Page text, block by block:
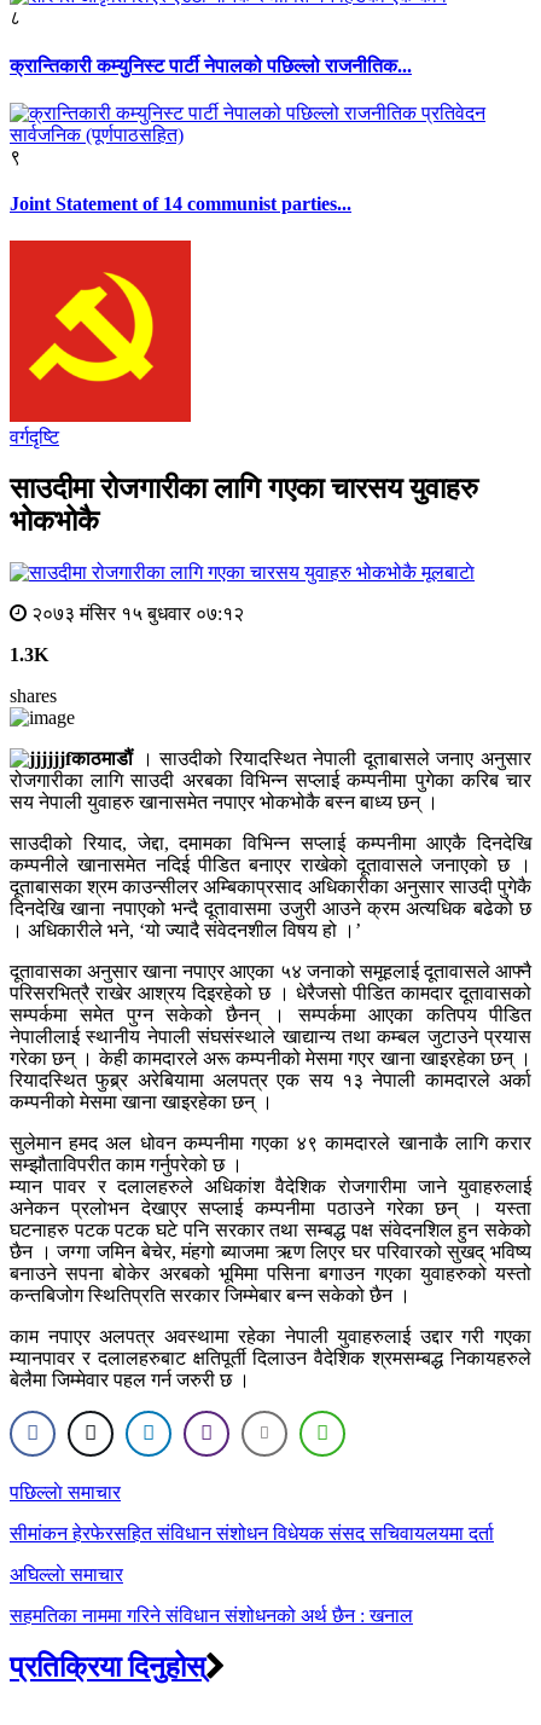
८
क्रान्तिकारी कम्युनिस्ट पार्टी नेपालको पछिल्लो राजनीतिक...
९
Joint Statement of 14 communist parties...
वर्गदृष्टि
साउदीमा रोजगारीका लागि गएका चारसय युवाहरु
भोकभोकै
मूलबाटाे
२०७३ मंसिर १५ बुधवार ०७:१२
1.3K
shares
काठमाडौं। साउदीको रियादस्थित नेपाली दूताबासले जनाए अनुसार
रोजगारीका लागि साउदी अरबका विभिन्न सप्लाई कम्पनीमा पुगेका करिब चार
सय नेपाली युवाहरु खानासमेत नपाएर भोकभोकै बस्न बाध्य छन् ।
साउदीको रियाद, जेद्दा, दमामका विभिन्न सप्लाई कम्पनीमा आएकै दिनदेखि
कम्पनीले खानासमेत नदिई पीडित बनाएर राखेको दूतावासले जनाएको छ ।
दूताबासका श्रम काउन्सीलर अम्बिकाप्रसाद अधिकारीका अनुसार साउदी पुगेकै
दिनदेखि खाना नपाएको भन्दै दूतावासमा उजुरी आउने क्रम अत्यधिक बढेको छ
। अधिकारीले भने, ‘यो ज्यादै संवेदनशील विषय हो ।’
दूतावासका अनुसार खाना नपाएर आएका ५४ जनाको समूहलाई दूतावासले आफ्नै
परिसरभित्रै राखेर आश्रय दिइरहेको छ । धेरैजसो पीडित कामदार दूतावासको
सम्पर्कमा समेत पुग्न सकेको छैनन् । सम्पर्कमा आएका कतिपय पीडित
नेपालीलाई स्थानीय नेपाली संघसंस्थाले खाद्यान्य तथा कम्बल जुटाउने प्रयास
गरेका छन् । केही कामदारले अरू कम्पनीको मेसमा गएर खाना खाइरहेका छन् ।
रियादस्थित फुब्र्र अरेबियामा अलपत्र एक सय १३ नेपाली कामदारले अर्का
कम्पनीको मेसमा खाना खाइरहेका छन् ।
सुलेमान हमद अल धोवन कम्पनीमा गएका ४९ कामदारले खानाकै लागि करार
सम्झौताविपरीत काम गर्नुपरेको छ ।
म्यान पावर र दलालहरुले अधिकांश वैदेशिक रोजगारीमा जाने युवाहरुलाई
अनेकन प्रलोभन देखाएर सप्लाई कम्पनीमा पठाउने गरेका छन् । यस्ता
घटनाहरु पटक पटक घटे पनि सरकार तथा सम्बद्ध पक्ष संवेदनशिल हुन सकेको
छैन । जग्गा जमिन बेचेर, मंहगो ब्याजमा ऋण लिएर घर परिवारको सुखद् भविष्य
बनाउने सपना बोकेर अरबको भूमिमा पसिना बगाउन गएका युवाहरुको यस्तो
कन्तबिजोग स्थितिप्रति सरकार जिम्मेबार बन्न सकेको छैन ।
काम नपाएर अलपत्र अवस्थामा रहेका नेपाली युवाहरुलाई उद्दार गरी गएका
म्यानपावर र दलालहरुबाट क्षतिपूर्ती दिलाउन वैदेशिक श्रमसम्बद्ध निकायहरुले
बेलैमा जिम्मेवार पहल गर्न जरुरी छ ।
Post
navigation
पछिल्लाे समाचार
सीमांकन हेरफेरसहित संविधान संशोधन विधेयक संसद सचिवायलयमा दर्ता
अघिल्लाे समाचार
सहमतिका नाममा गरिने संविधान संशोधनको अर्थ छैन : खनाल
प्रतिक्रिया दिनुहोस्